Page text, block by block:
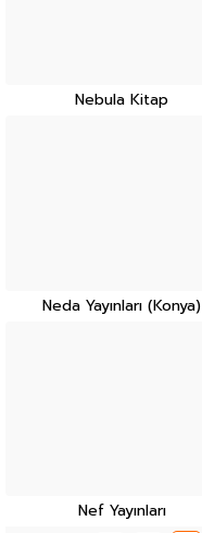
Nebula Kitap
Neda Yayınları (Konya)
Nef Yayınları